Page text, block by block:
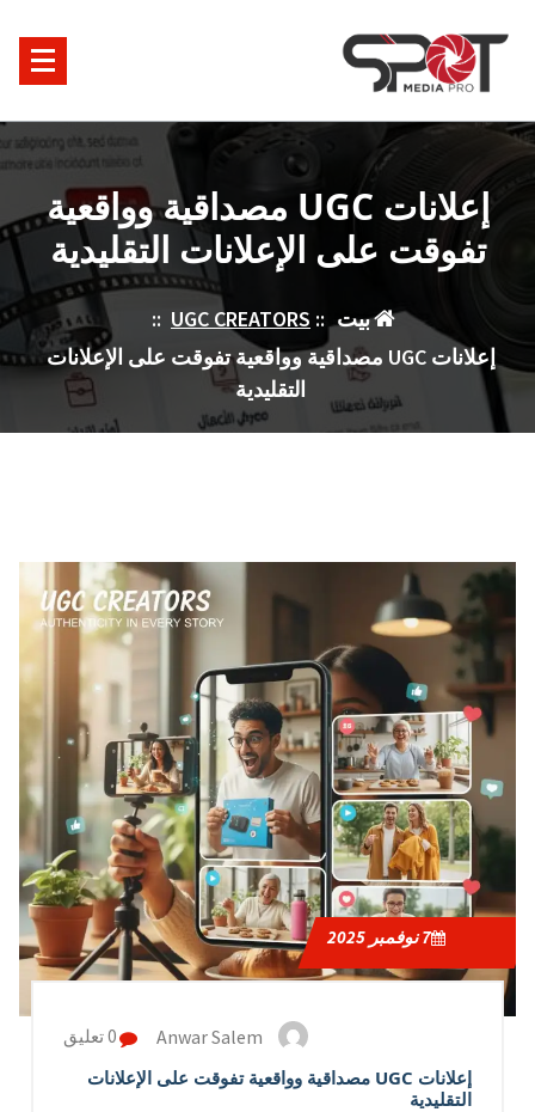
المحتوى
إعلانات UGC مصداقية وواقعية
تفوقت على الإعلانات التقليدية
بيت ::
UGC CREATORS
::
إعلانات UGC مصداقية وواقعية تفوقت على الإعلانات
التقليدية
7نوفمبر 2025
Anwar Salem
إعلانات UGC مصداقية وواقعية تفوقت على الإعلانات
التقليدية